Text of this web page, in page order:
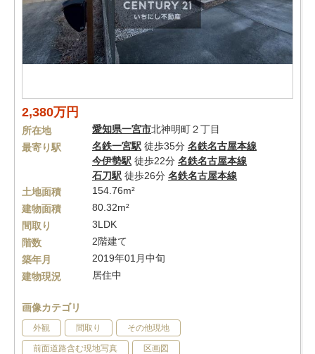
2,380万円
所在地 愛知県一宮市北神明町２丁目
最寄り駅
名鉄一宮駅 徒歩35分 名鉄名古屋本線
今伊勢駅 徒歩22分 名鉄名古屋本線
石刀駅 徒歩26分 名鉄名古屋本線
土地面積
154.76m²
建物面積
80.32m²
間取り
3LDK
階数
2階建て
築年月
2019年01月中旬
建物現況
居住中
画像カテゴリ
外観 間取り その他現地
前面道路含む現地写真 区画図